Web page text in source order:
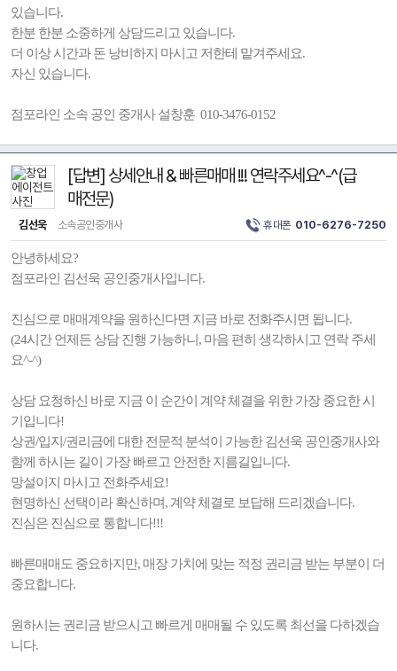
있습니다.
한분 한분 소중하게 상담드리고 있습니다.
더 이상 시간과 돈 낭비하지 마시고 저한테 맡겨주세요.
자신 있습니다.
점포라인 소속 공인 중개사 설창훈 010-3476-0152
[답변] 상세안내 & 빠른매매 !!! 연락주세요^-^(급
매전문)
김선욱 소속공인중개사 휴대폰 010-6276-7250
안녕하세요?
점포라인 김선욱 공인중개사입니다.
진심으로 매매계약을 원하신다면 지금 바로 전화주시면 됩니다.
(24시간 언제든 상담 진행 가능하니, 마음 편히 생각하시고 연락 주세
요^-^)
상담 요청하신 바로 지금 이 순간이 계약 체결을 위한 가장 중요한 시
기입니다!
상권/입지/권리금에 대한 전문적 분석이 가능한 김선욱 공인중개사와
함께 하시는 길이 가장 빠르고 안전한 지름길입니다.
망설이지 마시고 전화주세요!
현명하신 선택이라 확신하며, 계약 체결로 보답해 드리겠습니다.
진심은 진심으로 통합니다!!!
빠른매매도 중요하지만, 매장 가치에 맞는 적정 권리금 받는 부분이 더
중요합니다.
원하시는 권리금 받으시고 빠르게 매매될 수 있도록 최선을 다하겠습
니다.